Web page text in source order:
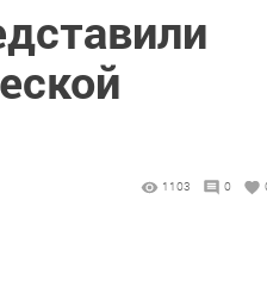
1103 0